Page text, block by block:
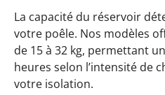
La capacité du réservoir
votre poêle. Nos modèles
de 15 à 32 kg, permettant
heures selon l’intensité de
votre isolation.